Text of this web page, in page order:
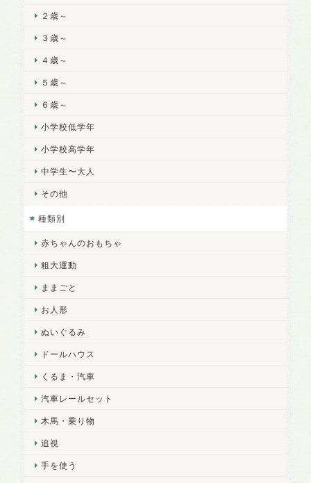
２歳～
３歳～
４歳～
５歳～
６歳～
小学校低学年
小学校高学年
中学生〜大人
その他
種類別
赤ちゃんのおもちゃ
粗大運動
ままごと
お人形
ぬいぐるみ
ドールハウス
くるま・汽車
汽車レールセット
木馬・乗り物
追視
手を使う